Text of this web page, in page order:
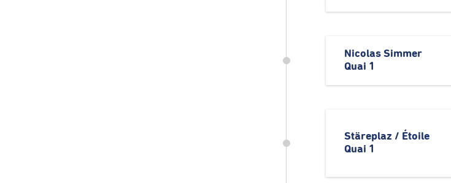
Nicolas Simmer
Quai 1
Stäreplaz / Étoile
Quai 1